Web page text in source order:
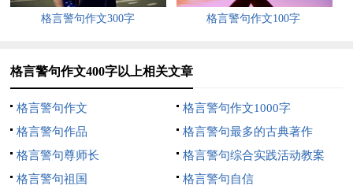
在千万句格言里，我最喜欢的一则格言是“”。
那还得从一件小事说起。
那是一个风和日丽的星期天，我在小区玩，邻居家的小朋友都学
会了骑自行车，而我只得在一旁看着他们玩，于是，我跟爸爸
说：“爸爸，我想学骑自行车
格言警句作文300字 格言警句作文100字
格言警句作文400字以上相关文章
格言警句作文
格言警句作文1000字
格言警句作品
格言警句最多的古典著作
格言警句尊师长
格言警句综合实践活动教案
格言警句祖国
格言警句自信